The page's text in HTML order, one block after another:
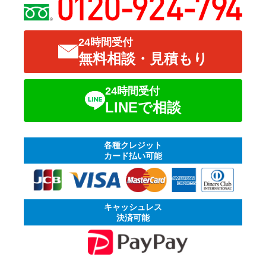
24時間受付
無料相談・見積もり
24時間受付
LINEで相談
各種クレジット
カード払い可能
キャッシュレス
決済可能